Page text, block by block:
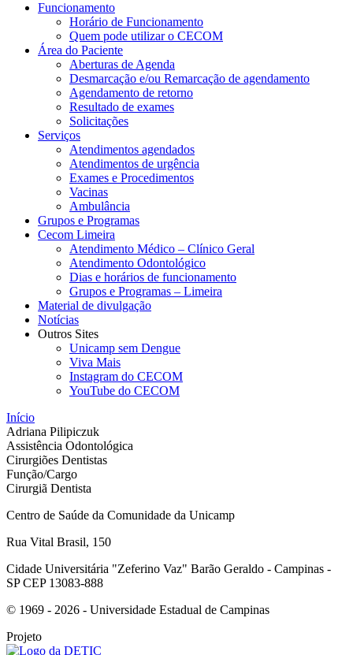
Funcionamento
Horário de Funcionamento
Quem pode utilizar o CECOM
Área do Paciente
Aberturas de Agenda
Desmarcação e/ou Remarcação de agendamento
Agendamento de retorno
Resultado de exames
Solicitações
Serviços
Atendimentos agendados
Atendimentos de urgência
Exames e Procedimentos
Vacinas
Ambulância
Grupos e Programas
Cecom Limeira
Atendimento Médico – Clínico Geral
Atendimento Odontológico
Dias e horários de funcionamento
Grupos e Programas – Limeira
Material de divulgação
Notícias
Outros Sites
Unicamp sem Dengue
Viva Mais
Instagram do CECOM
YouTube do CECOM
Início
Adriana Pilipiczuk
Assistência Odontológica
Cirurgiões Dentistas
Função/Cargo
Cirurgiã Dentista
Centro de Saúde da Comunidade da Unicamp
Rua Vital Brasil, 150
Cidade Universitária "Zeferino Vaz" Barão Geraldo - Campinas -
SP CEP 13083-888
© 1969 - 2026 - Universidade Estadual de Campinas
Projeto